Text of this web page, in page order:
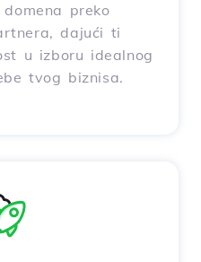
preko
dajući ti
u izboru idealnog
tvog biznisa.